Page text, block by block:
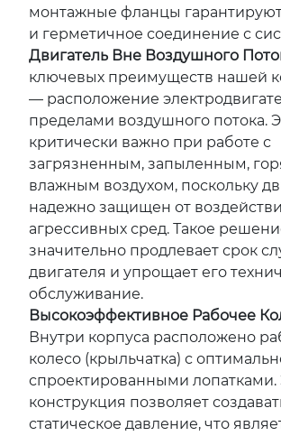
монтажные фланцы
и герметичное соединение с
Двигатель Вне Воздушного
ключевых преимуществ нашей
— расположение
пределами воздушного потока.
критически важно при работе с
загрязненным, запыленным,
влажным воздухом, поскольку
надежно защищен от
агрессивных сред. Такое
значительно продлевает срок
двигателя и упрощает его
обслуживание.
Высокоэффективное Рабочее
Внутри корпуса расположено
колесо (крыльчатка) с
спроектированными лопатками.
конструкция позволяет
статическое давление, что